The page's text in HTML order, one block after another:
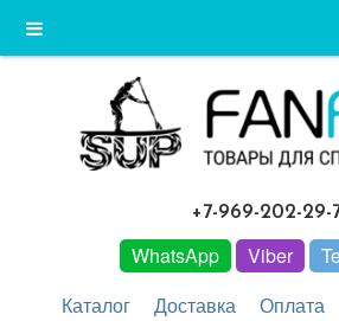
+7-969-202-29-
WhatsApp Viber
Каталог
Доставка Оплата